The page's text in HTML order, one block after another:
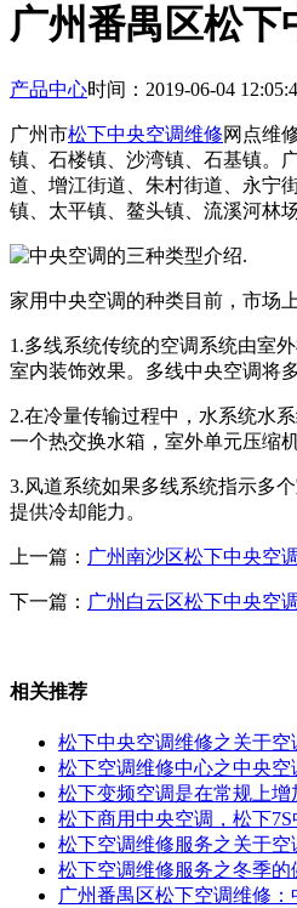
广州番禺区松
产品中心时间：2019-06-04
广州市松下中央空调维修网点维
镇、石楼镇、沙湾镇、石基镇。
道、增江街道、朱村街道、永宁
镇、太平镇、鳌头镇、流溪河林
.
家用中央空调的种类目前，市场
1.多线系统传统的空调系统由室
室内装饰效果。多线中央空调将
2.在冷量传输过程中，水系统水
一个热交换水箱，室外单元压缩
3.风道系统如果多线系统指示多
提供冷却能力。
上一篇： 广州南沙区松下中央空
下一篇： 广州白云区松下中央空
相关推荐
松下中央空调维修之关于空
松下空调维修中心之中央空
松下变频空调是在常规上增
松下商用中央空调，松下
松下空调维修服务之关于空
松下空调维修服务之冬季的
广州番禺区松下空调维修